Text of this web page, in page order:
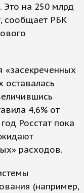
Это на 250 млрд
сообщает РБК
«засекреченных
оставалась
4,6% от
Росстат пока
расходов.
(например,